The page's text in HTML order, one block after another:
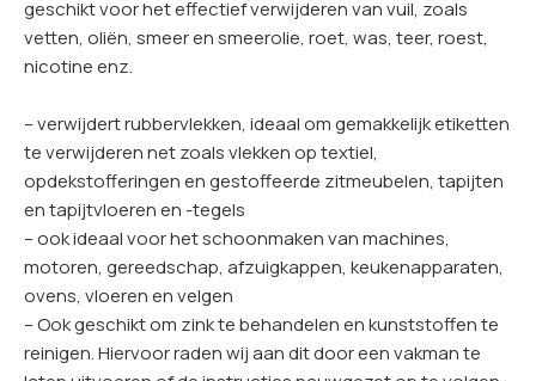
geschikt voor het effectief verwijderen van vuil, zoals
vetten, oliën, smeer en smeerolie, roet, was, teer, roest,
nicotine enz.
– verwijdert rubbervlekken, ideaal om gemakkelijk etiketten
te verwijderen net zoals vlekken op textiel,
opdekstofferingen en gestoffeerde zitmeubelen, tapijten
en tapijtvloeren en -tegels
– ook ideaal voor het schoonmaken van machines,
motoren, gereedschap, afzuigkappen, keukenapparaten,
ovens, vloeren en velgen
– Ook geschikt om zink te behandelen en kunststoffen te
reinigen. Hiervoor raden wij aan dit door een vakman te